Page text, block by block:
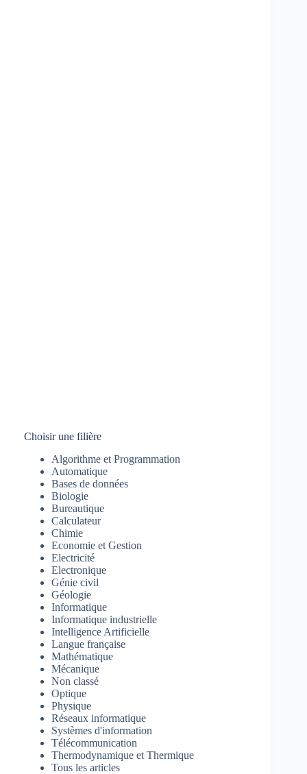
Choisir une filière
Algorithme et Programmation
Automatique
Bases de données
Biologie
Bureautique
Calculateur
Chimie
Economie et Gestion
Electricité
Electronique
Génie civil
Géologie
Informatique
Informatique industrielle
Intelligence Artificielle
Langue française
Mathématique
Mécanique
Non classé
Optique
Physique
Réseaux informatique
Systèmes d'information
Télécommunication
Thermodynamique et Thermique
Tous les articles